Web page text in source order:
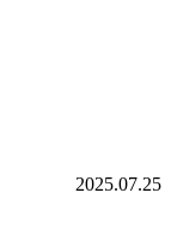
2025.07.25